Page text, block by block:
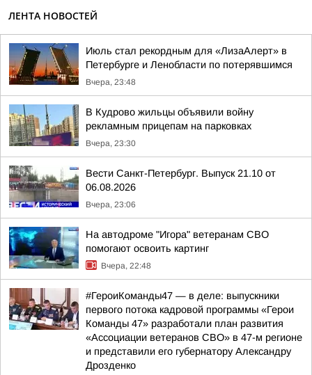
ЛЕНТА НОВОСТЕЙ
Июль стал рекордным для «ЛизаАлерт» в
Петербурге и Ленобласти по потерявшимся
Вчера, 23:48
В Кудрово жильцы объявили войну
рекламным прицепам на парковках
Вчера, 23:30
Вести Санкт-Петербург. Выпуск 21.10 от
06.08.2026
Вчера, 23:06
На автодроме "Игора" ветеранам СВО
помогают освоить картинг
Вчера, 22:48
#ГероиКоманды47 — в деле: выпускники
первого потока кадровой программы «Герои
Команды 47» разработали план развития
«Ассоциации ветеранов СВО» в 47-м регионе
и представили его губернатору Александру
Дрозденко